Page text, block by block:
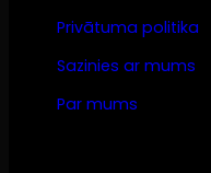
Privātuma politika
Sazinies ar mums
Par mums